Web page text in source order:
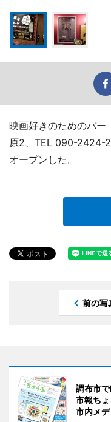
映画好きのためのバー
原2、TEL 090-2424-
オープンした。
前の写
調布市
市報ち
市内メ